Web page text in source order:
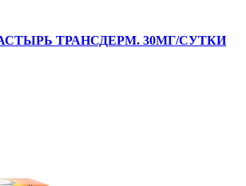
ТРАНСДЕРМ. 30МГ/СУТКИ